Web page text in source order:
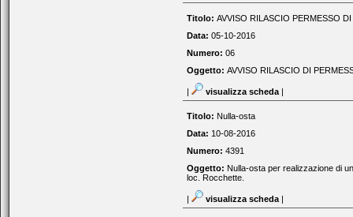
Titolo: AVVISO RILASCIO PERMESSO
Data: 05-10-2016
Numero: 06
Oggetto: AVVISO RILASCIO DI
visualizza scheda|
Titolo: Nulla-osta
Data: 10-08-2016
Numero: 4391
Oggetto: Nulla-osta per realizzazione di
loc. Rocchette.
visualizza scheda|